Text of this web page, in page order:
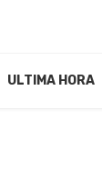
ULTIMA HORA